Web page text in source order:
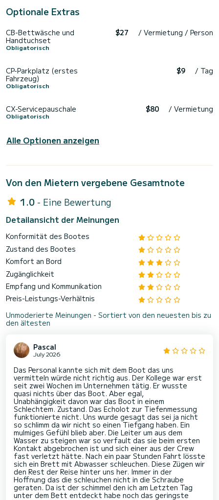
Optionale Extras
CB-Bettwäsche und
Handtuchset
Obligatorisch
$27 / Vermietung / Person
CP-Parkplatz (erstes
Fahrzeug)
Obligatorisch
$9 / Tag
CX-Servicepauschale
Obligatorisch
$80 / Vermietung
Alle Optionen anzeigen
Von den Mietern vergebene Gesamtnote
1.0 - Eine Bewertung
Detailansicht der Meinungen
Konformität des Bootes
Zustand des Bootes
Komfort an Bord
Zugänglichkeit
Empfang und Kommunikation
Preis-Leistungs-Verhältnis
Unmoderierte Meinungen - Sortiert von den neuesten bis zu
den ältesten
Pascal
July 2026
Das Personal kannte sich mit dem Boot das uns
vermitteln würde nicht richtig aus. Der Kollege war erst
seit zwei Wochen im Unternehmen tätig. Er wusste
quasi nichts über das Boot. Aber egal,
Unabhängigkeit davon war das Boot in einem
Schlechtem. Zustand. Das Echolot zur Tiefenmessung
funktionierte nicht. Uns wurde gesagt das sei ja nicht
so schlimm da wir nicht so einen Tiefgang haben. Ein
mulmiges Gefühl blieb aber. Die Leiter um aus dem
Wasser zu steigen war so verfault das sie beim ersten
Kontakt abgebrochen ist und sich einer aus der Crew
fast verletzt hätte. Nach ein paar Stunden Fahrt lösste
sich ein Brett mit Abwasser schleuchen. Diese Zügen wir
den Rest der Reise hinter uns her. Immer in der
Hoffnung das die schleuchen nicht in die Schraube
geraten. Da ist der schimmel den ich am Letzten Tag
unter dem Bett entdeckt habe noch das geringste